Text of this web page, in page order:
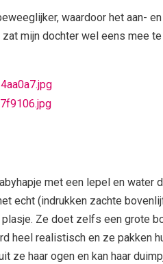
waardoor het aan-
mijn dochter wel eens mee
met een lepel en water
echt (indrukken zachte
Ze doet zelfs een grote
heel realistisch en ze pakken
ze haar ogen en kan haar